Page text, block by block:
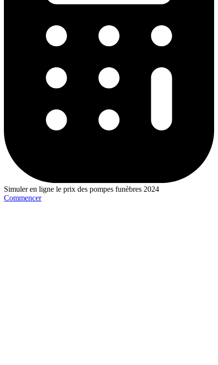
Simuler en ligne le prix des pompes funèbres 2024
Commencer